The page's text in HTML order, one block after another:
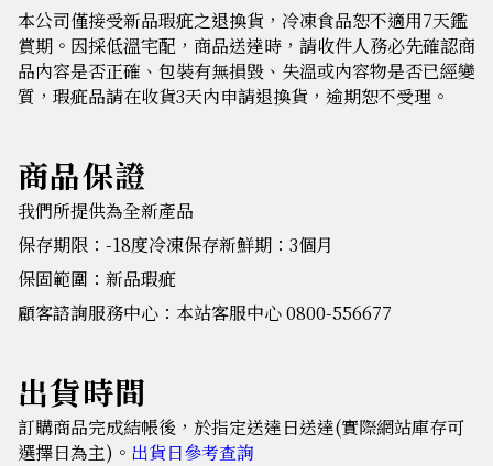
本公司僅接受新品瑕疵之退換貨，冷凍食品恕不適用7天鑑
賞期。因採低溫宅配，商品送達時，請收件人務必先確認商
品內容是否正確、包裝有無損毀、失溫或內容物是否已經變
質，瑕疵品請在收貨3天內申請退換貨，逾期恕不受理。
商品保證
我們所提供為全新產品
保存期限：-18度冷凍保存新鮮期：3個月
保固範圍：新品瑕疵
顧客諮詢服務中心：本站客服中心 0800-556677
出貨時間
訂購商品完成結帳後，於指定送達日送達(實際網站庫存可
選擇日為主)。 出貨日參考查詢